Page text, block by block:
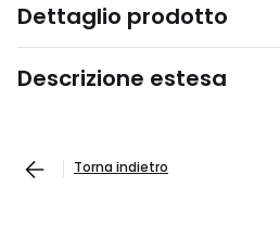
Dettaglio prodotto
Descrizione estesa
Torna indietro